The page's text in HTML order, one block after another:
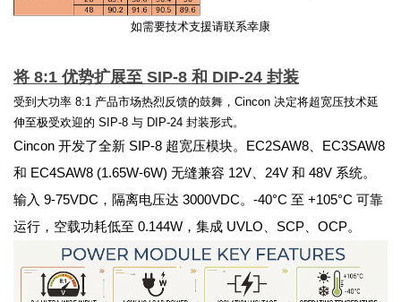
如需要技术支援请联系幸康
将 8:1 优势扩展至 SIP-8 和 DIP-24 封装
受到大功率 8:1 产品市场热烈反馈的鼓舞，Cincon 决定将超宽压技术延
伸至极受欢迎的 SIP-8 与 DIP-24 封装形式。
Cincon 开发了全新 SIP-8 超宽压模块。EC2SAW8、EC3SAW8
和 EC4SAW8 (1.65W-6W) 无缝兼容 12V、24V 和 48V 系统。
输入 9-75VDC，隔离电压达 3000VDC。-40°C 至 +105°C 可靠
运行，空载功耗低至 0.144W，集成 UVLO、SCP、OCP。